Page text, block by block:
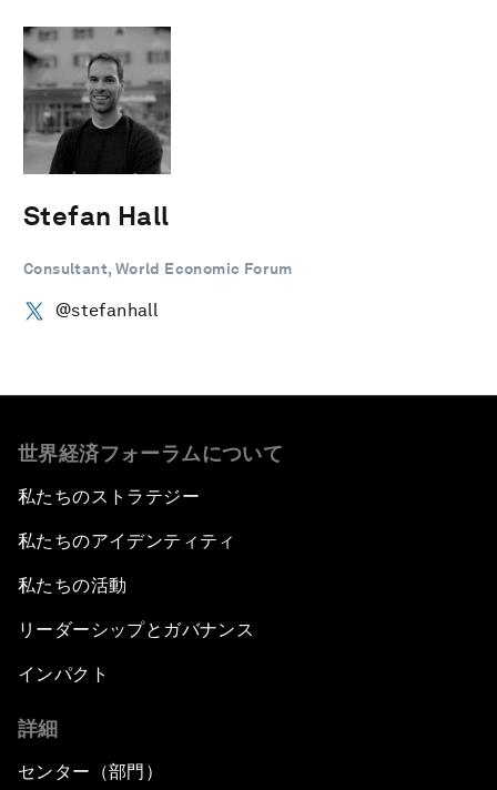
Stefan Hall
Consultant, World Economic Forum
@stefanhall
世界経済フォーラムについて
私たちのストラテジー
私たちのアイデンティティ
私たちの活動
リーダーシップとガバナンス
インパクト
詳細
センター（部門）